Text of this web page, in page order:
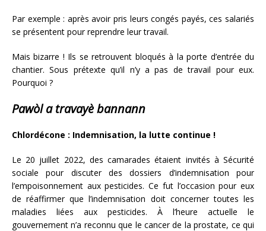
Par exemple : après avoir pris leurs congés payés, ces salariés
se présentent pour reprendre leur travail.
Mais bizarre ! Ils se retrouvent bloqués à la porte d’entrée du
chantier. Sous prétexte qu’il n’y a pas de travail pour eux.
Pourquoi ?
Pawòl a travayè bannann
Chlordécone : Indemnisation, la lutte continue !
Le 20 juillet 2022, des camarades étaient invités à Sécurité
sociale pour discuter des dossiers d’indemnisation pour
l’empoisonnement aux pesticides. Ce fut l’occasion pour eux
de réaffirmer que l’indemnisation doit concerner toutes les
maladies liées aux pesticides. À l’heure actuelle le
gouvernement n’a reconnu que le cancer de la prostate, ce qui